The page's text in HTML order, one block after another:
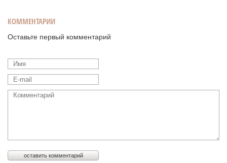
КОММЕНТАРИИ
Оставьте первый комментарий